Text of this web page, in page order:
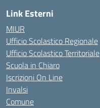
Link Esterni
MIUR
Ufficio Scolastico Regionale
Ufficio Scolastico Territoriale
Scuola in Chiaro
Iscrizioni On Line
Invalsi
Comune